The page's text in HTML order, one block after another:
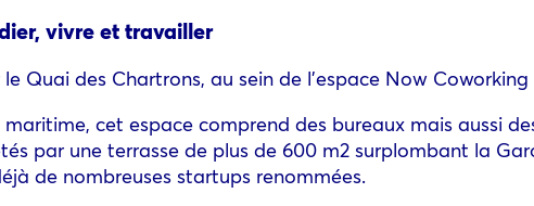
vivre et travailler
le Quai des Chartrons, au sein de l’espace Now
cet espace comprend des bureaux mais aussi
par une terrasse de plus de 600 m2 surplombant la
de nombreuses startups renommées.